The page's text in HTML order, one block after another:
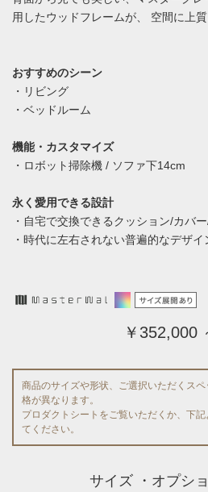
用したウッドフレームが、 空間に上
おすすめのシーン
・リビング
・ベッドルーム
機能・カスタマイズ
・ロボット掃除機 / ソファ下14cm
永く愛用できる設計
・自宅で交換できるクッション/カバ
・時代に左右されない普遍的なデザイ
￥352,000
商品のサイズや形状、ご選択いただくス
格が異なります。
プロダクトシートをご覧いただくか、下
てください。
サイズ ・オプシ